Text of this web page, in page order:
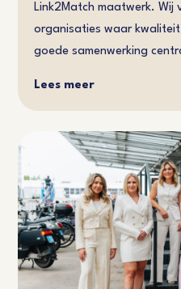
Link2Match maatwerk. Wij
organisaties waar
goede samenwerking
Lees meer